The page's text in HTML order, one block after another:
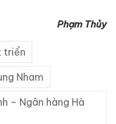
Phạm Thủy
triển
Nham
– Ngân hàng Hà